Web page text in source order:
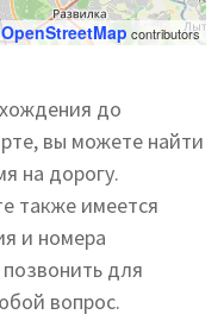
OpenStreetMap contributors
до
вы можете найти
на дорогу.
также имеется
и номера
для
вопрос.